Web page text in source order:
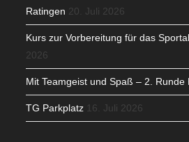
Ratingen 20. Juli 2026
Kurs zur Vorbereitung für das
2026
Mit Teamgeist und Spaß – 2. Runde
TG Parkplatz 16. Juli 2026